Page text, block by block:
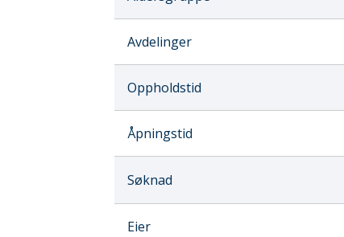
Avdelinger
Oppholdstid
Åpningstid
Søknad
Eier